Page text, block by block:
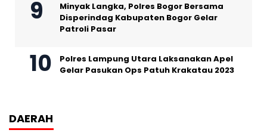
Minyak Langka, Polres Bogor Bersama
Disperindag Kabupaten Bogor Gelar
Patroli Pasar
Polres Lampung Utara Laksanakan Apel
Gelar Pasukan Ops Patuh Krakatau 2023
DAERAH